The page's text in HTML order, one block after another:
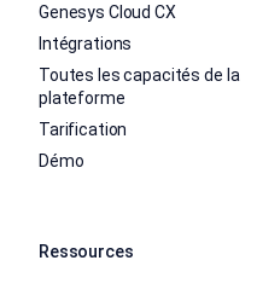
Genesys Cloud CX
Intégrations
Toutes les capacités de la
plateforme
Tarification
Démo
Ressources